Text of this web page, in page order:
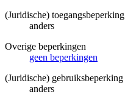
(Juridische) toegangsbeperking
anders
Overige beperkingen
geen beperkingen
(Juridische) gebruiksbeperking
anders